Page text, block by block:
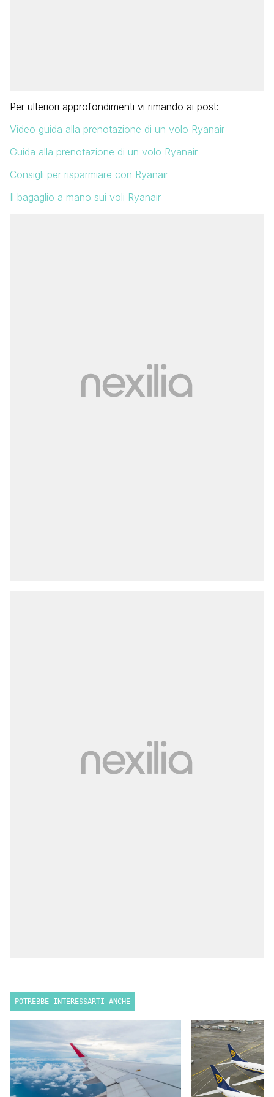
Per ulteriori approfondimenti vi rimando ai post:
Video guida alla prenotazione di un volo Ryanair
Guida alla prenotazione di un volo Ryanair
Consigli per risparmiare con Ryanair
Il bagaglio a mano sui voli Ryanair
POTREBBE INTERESSARTI ANCHE